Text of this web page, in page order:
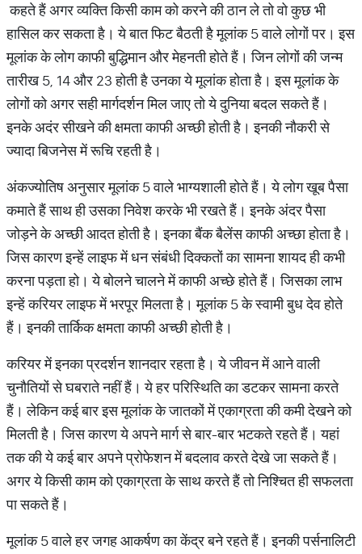
कहते हैं अगर व्यक्ति किसी काम को करने की ठान ले तो वो कुछ भी
हासिल कर सकता है। ये बात फिट बैठती है मूलांक 5 वाले लोगों पर। इस
मूलांक के लोग काफी बुद्धिमान और मेहनती होते हैं। जिन लोगों की जन्म
तारीख 5, 14 और 23 होती है उनका ये मूलांक होता है। इस मूलांक के
लोगों को अगर सही मार्गदर्शन मिल जाए तो ये दुनिया बदल सकते हैं।
इनके अदंर सीखने की क्षमता काफी अच्छी होती है। इनकी नौकरी से
ज्यादा बिजनेस में रूचि रहती है।
अंकज्योतिष अनुसार मूलांक 5 वाले भाग्यशाली होते हैं। ये लोग खूब पैसा
कमाते हैं साथ ही उसका निवेश करके भी रखते हैं। इनके अंदर पैसा
जोड़ने के अच्छी आदत होती है। इनका बैंक बैलेंस काफी अच्छा होता है।
जिस कारण इन्हें लाइफ में धन संबंधी दिक्कतों का सामना शायद ही कभी
करना पड़ता हो। ये बोलने चालने में काफी अच्छे होते हैं। जिसका लाभ
इन्हें करियर लाइफ में भरपूर मिलता है। मूलांक 5 के स्वामी बुध देव होते
हैं। इनकी तार्किक क्षमता काफी अच्छी होती है।
करियर में इनका प्रदर्शन शानदार रहता है। ये जीवन में आने वाली
चुनौतियों से घबराते नहीं हैं। ये हर परिस्थिति का डटकर सामना करते
हैं। लेकिन कई बार इस मूलांक के जातकों में एकाग्रता की कमी देखने को
मिलती है। जिस कारण ये अपने मार्ग से बार-बार भटकते रहते हैं। यहां
तक की ये कई बार अपने प्रोफेशन में बदलाव करते देखे जा सकते हैं।
अगर ये किसी काम को एकाग्रता के साथ करते हैं तो निश्चित ही सफलता
पा सकते हैं।
मूलांक 5 वाले हर जगह आकर्षण का केंद्र बने रहते हैं। इनकी पर्सनालिटी